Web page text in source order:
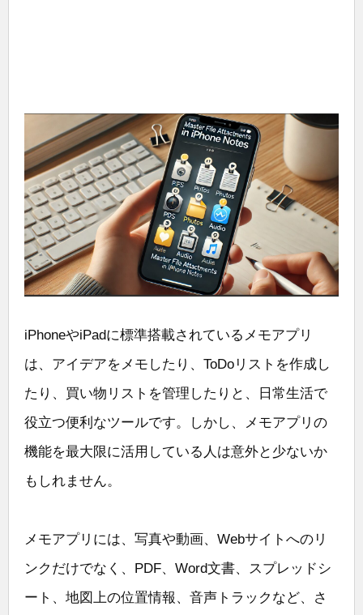
iPhoneやiPadに標準搭載されているメモアプリ
は、アイデアをメモしたり、ToDoリストを作成し
たり、買い物リストを管理したりと、日常生活で
役立つ便利なツールです。しかし、メモアプリの
機能を最大限に活用している人は意外と少ないか
もしれません。
メモアプリには、写真や動画、Webサイトへのリ
ンクだけでなく、PDF、Word文書、スプレッドシ
ート、地図上の位置情報、音声トラックなど、さ